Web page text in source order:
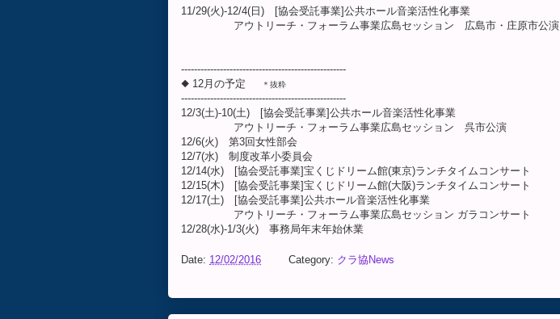
11/29(火)-12/4(日) [協会受託事業]公共ホール音楽活性化事業
アウトリーチ・フォーラム事業広島セッション 広島市・庄原市公演
---------------------------------------------------
◆ 12月の予定 ＊抜粋
---------------------------------------------------
12/3(土)-10(土) [協会受託事業]公共ホール音楽活性化事業
アウトリーチ・フォーラム事業広島セッション 呉市公演
12/6(火) 第3回女性部会
12/7(水) 制度改革小委員会
12/14(水) [協会受託事業]宝くじドリーム館(東京)ランチタイムコンサート
12/15(木) [協会受託事業]宝くじドリーム館(大阪)ランチタイムコンサート
12/17(土) [協会受託事業]公共ホール音楽活性化事業
アウトリーチ・フォーラム事業広島セッション ガラコンサート
12/28(水)-1/3(火) 事務局年末年始休業
Date: 12/02/2016 Category: クラ協News